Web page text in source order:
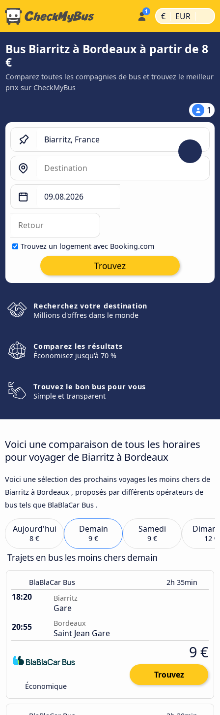
€ | EUR |
Bus Biarritz à Bordeaux à partir de 8
€
Comparez toutes les compagnies de bus et trouvez le meilleur
prix sur CheckMyBus
1
Trouvez un logement avec Booking.com
Trouvez
Recherchez votre destination
Millions d'offres dans le monde
Comparez les résultats
Économisez jusqu'à 70 %
Trouvez le bon bus pour vous
Simple et transparent
Voici une comparaison de tous les horaires
pour voyager de Biarritz à Bordeaux
Voici une sélection des prochains voyages les moins chers de
Biarritz à Bordeaux , proposés par différents opérateurs de
bus tels que BlaBlaCar Bus .
Aujourd'hui
8 €
Demain
9 €
Samedi
9 € 12 €
Trajets en bus les moins chers demain
BlaBlaCar Bus 2h 35min
18:20 Biarritz
Gare
20:55
Bordeaux
Saint Jean Gare
Économique
9 €
Trouvez